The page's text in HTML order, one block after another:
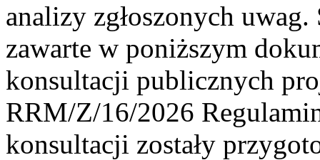
analizy zgłoszonych
zawarte w poniższym
konsultacji publicznych
RRM/Z/16/2026
konsultacji zostały